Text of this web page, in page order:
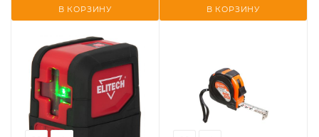
В КОРЗИНУ В КОРЗИНУ